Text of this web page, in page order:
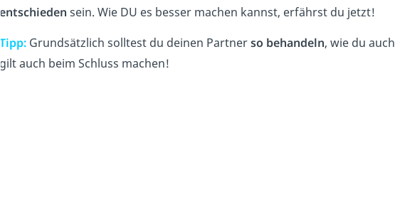
entschieden sein. Wie DU es besser machen kannst, erfährst du jetzt!
Tipp: Grundsätzlich solltest du deinen Partnerso behandeln, wie du auch
gilt auch beim Schluss machen!